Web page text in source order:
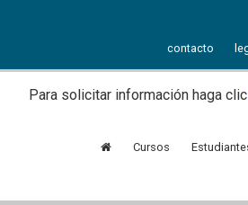
contacto
Para solicitar información haga
Cursos